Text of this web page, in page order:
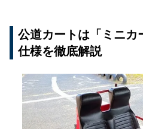
公道カートは「ミニカ
仕様を徹底解説